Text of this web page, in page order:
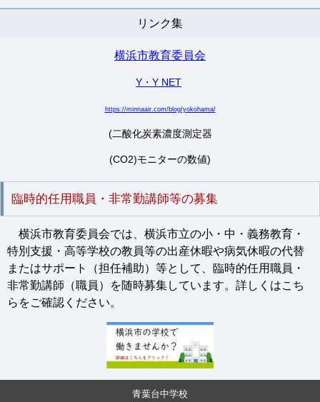
リンク集
横浜市教育委員会
Y・Y NET
https://minnaair.com/blog/yokohama/
(二酸化炭素濃度測定器
(CO2)モニターの数値)
臨時的任用職員・非常勤講師等の募集
横浜市教育委員会では、横浜市立の小・中・義務教育・
特別支援・高等学校の教員等の出産休暇や病気休暇の代替
またはサポート（担任補助）等として、臨時的任用職員・
非常勤講師（職員）を随時募集しています。詳しくはこち
らをご確認ください。
青葉台中学校